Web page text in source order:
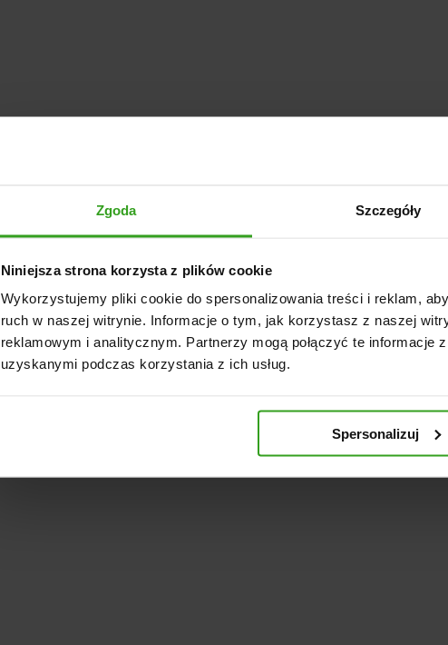
Zgoda Szczegóły
Niniejsza strona korzysta z plików cookie
Wykorzystujemy pliki cookie do spersonalizowania treści i reklam,
ruch w naszej witrynie. Informacje o tym, jak korzystasz z naszej
reklamowym i analitycznym. Partnerzy mogą połączyć te informacje
uzyskanymi podczas korzystania z ich usług.
Spersonalizuj